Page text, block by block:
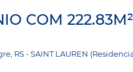
COM
RS - SAINT LAUREN